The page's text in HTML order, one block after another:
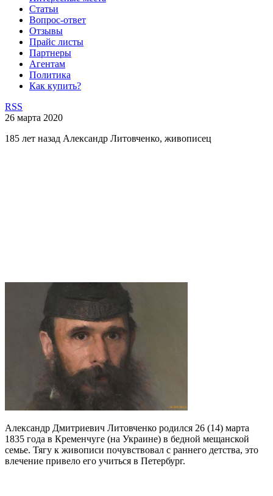
Статьи
Вопрос-ответ
Отзывы
Прайс листы
Партнеры
Агентам
Политика
Как купить?
RSS
26 марта 2020
185 лет назад Александр Литовченко, живописец
Александр Дмитриевич Литовченко родился 26 (14) марта
1835 года в Кременчуге (на Украине) в бедной мещанской
семье. Тягу к живописи почувствовал с раннего детства, это
влечение привело его учиться в Петербург.